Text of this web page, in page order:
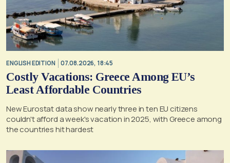
ENGLISH EDITION 07.08.2026, 18:45
Costly Vacations: Greece Among EU’s
Least Affordable Countries
New Eurostat data show nearly three in ten EU citizens
couldn't afford a week's vacation in 2025, with Greece among
the countries hit hardest